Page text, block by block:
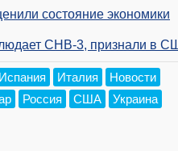
состояние экономики
СНВ-3, признали в
Испания Италия
Новости
Россия США
Украина